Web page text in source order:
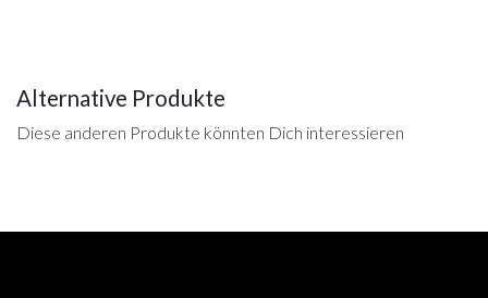
Alternative Produkte
Diese anderen Produkte könnten Dich interessieren